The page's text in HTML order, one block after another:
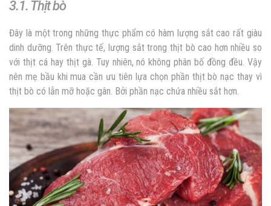
3.1. Thịt bò
Đây là một trong những thực phẩm có hàm lượng sắt cao rất giàu
dinh dưỡng. Trên thực tế, lượng sắt trong thịt bò cao hơn nhiều so
với thịt cá hay thịt gà. Tuy nhiên, nó không phân bố đồng đều. Vậy
nên mẹ bầu khi mua cần ưu tiên lựa chọn phần thịt bò nạc thay vì
thịt bò có lẫn mỡ hoặc gân. Bởi phần nạc chứa nhiều sắt hơn.